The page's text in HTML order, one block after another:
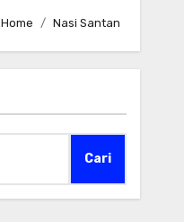
Home Nasi Santan
Cari